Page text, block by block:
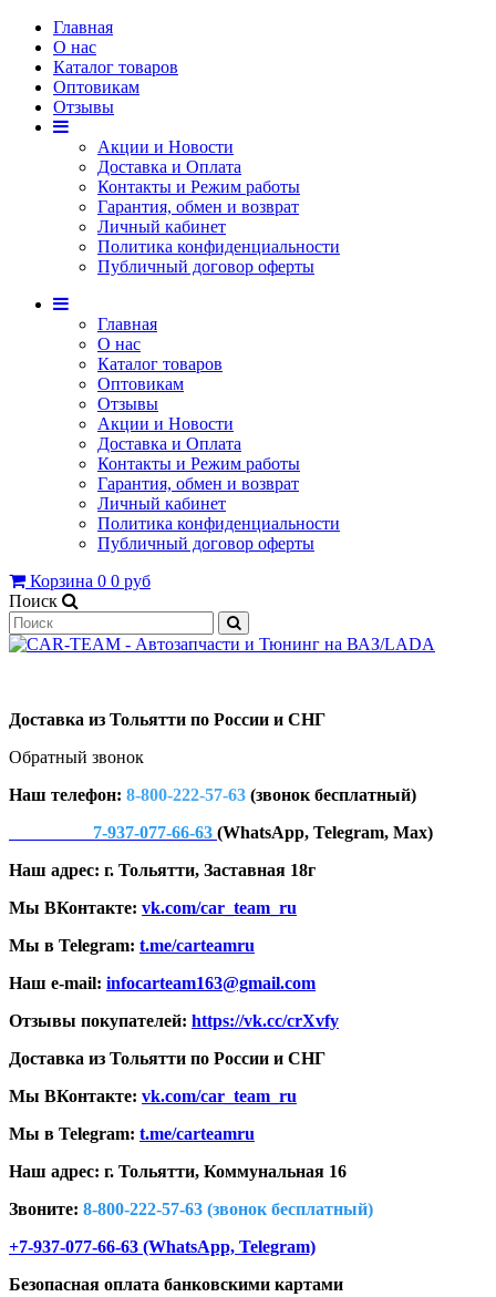
Главная
О нас
Каталог товаров
Оптовикам
Отзывы
Акции и Новости
Доставка и Оплата
Контакты и Режим работы
Гарантия, обмен и возврат
Личный кабинет
Политика конфиденциальности
Публичный договор оферты
Главная
О нас
Каталог товаров
Оптовикам
Отзывы
Акции и Новости
Доставка и Оплата
Контакты и Режим работы
Гарантия, обмен и возврат
Личный кабинет
Политика конфиденциальности
Публичный договор оферты
Корзина 0 0 руб
Поиск
Доставка из Тольятти по России и СНГ
Обратный звонок
Наш телефон: 8-800-222-57-63 (звонок бесплатный)
7-937-077-66-63 (WhatsApp, Telegram, Max)
Наш адрес: г. Тольятти, Заставная 18г
Мы ВКонтакте: vk.com/car_team_ru
Мы в Telegram: t.me/carteamru
Наш e-mail: infocarteam163@gmail.com
Отзывы покупателей: https://vk.cc/crXvfy
Доставка из Тольятти по России и СНГ
Мы ВКонтакте: vk.com/car_team_ru
Мы в Telegram: t.me/carteamru
Наш адрес: г. Тольятти, Коммунальная 16
Звоните: 8-800-222-57-63 (звонок бесплатный)
+7-937-077-66-63 (WhatsApp, Telegram)
Безопасная оплата банковскими картами